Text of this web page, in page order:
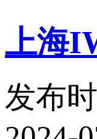
上海
发布时